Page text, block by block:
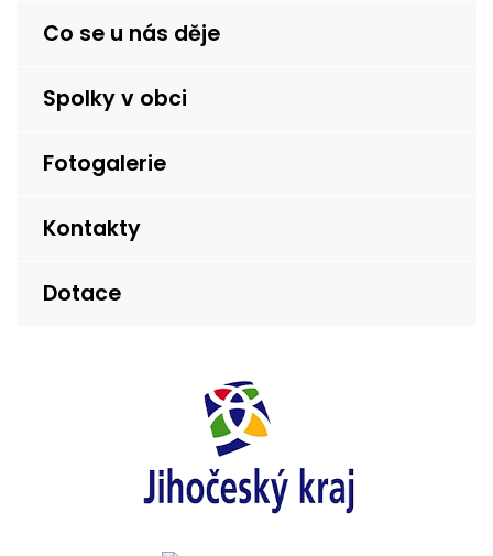
Co se u nás děje
Spolky v obci
Fotogalerie
Kontakty
Dotace